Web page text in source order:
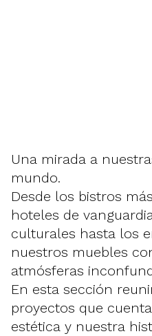
Una mirada a
mundo.
Desde los bistros
hoteles de
culturales hasta los
nuestros muebles
atmósferas
En esta sección
proyectos que
estética y nuestra